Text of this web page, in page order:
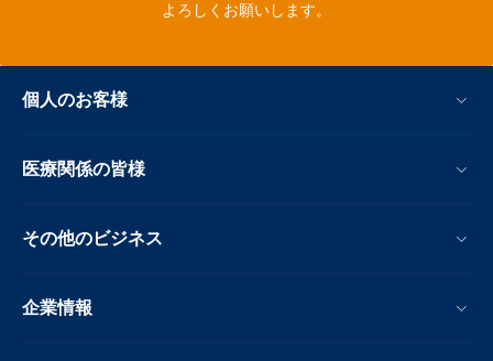
よろしくお願いします。
個人のお客様
医療関係の皆様
その他のビジネス
企業情報